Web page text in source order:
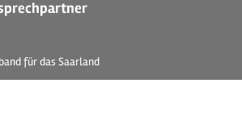
für das Saarland